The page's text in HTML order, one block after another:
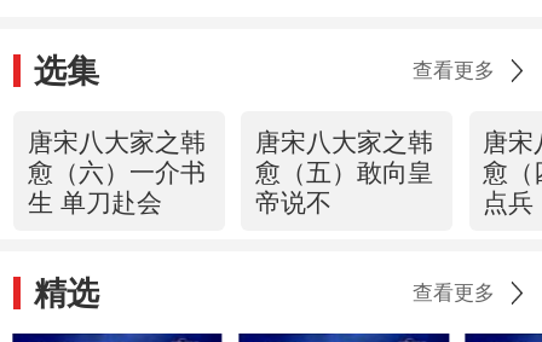
选集 查看更多
唐宋八大家之韩
愈（六）一介书
生 单刀赴会
唐宋八大家之韩
愈（五）敢向皇
帝说不
唐宋
愈（
点兵
精选 查看更多